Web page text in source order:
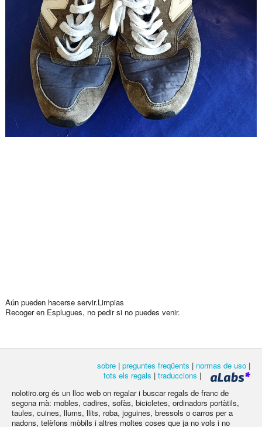
Aún pueden hacerse servir.Limpias
Recoger en Esplugues, no pedir si no puedes venir.
sobre | preguntes freqüents | normas de uso |
tots els regals | traduccions |
nolotiro.org és un lloc web on regalar i buscar regals de franc de
segona mà: mobles, cadires, sofàs, bicicletes, ordinadors portàtils,
taules, cuines, llums, llits, roba, joguines, bressols o carros per a
nadons, telèfons mòbils i altres moltes coses que ja no vols i no